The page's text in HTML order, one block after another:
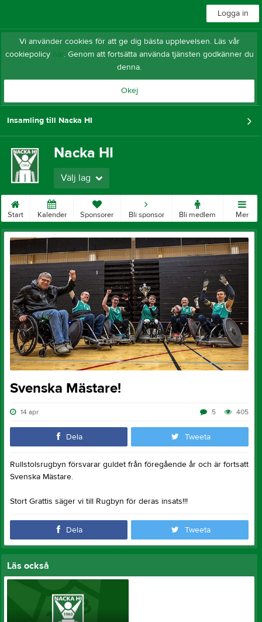
Logga in
Vi använder cookies för att ge dig bästa upplevelsen. Läs vår
cookiepolicy här. Genom att fortsätta använda tjänsten godkänner du
denna.
Okej
Insamling till Nacka HI
Nacka HI
Välj lag
Start Kalender Sponsorer Bli sponsor Bli medlem Mer
Svenska Mästare!
14 apr 405
5
Dela Tweeta
Rullstolsrugbyn försvarar guldet från föregående år och är fortsatt
Svenska Mästare.
Stort Grattis säger vi till Rugbyn för deras insats!!!
Dela Tweeta
Läs också